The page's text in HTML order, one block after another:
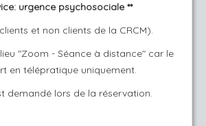
urgence psychosociale **
et non clients de la CRCM).
"Zoom - Séance à distance" car le
en télépratique uniquement.
demandé lors de la réservation.